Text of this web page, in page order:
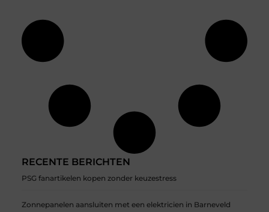
RECENTE BERICHTEN
PSG fanartikelen kopen zonder keuzestress
Zonnepanelen aansluiten met een elektricien in Barneveld